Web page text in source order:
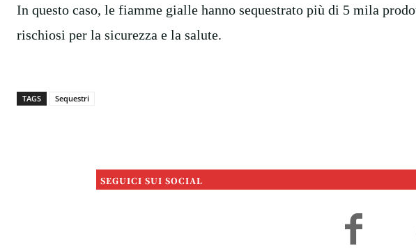
In questo caso, le fiamme gialle hanno sequestrato più di 5 mila
rischiosi per la sicurezza e la salute.
TAGS Sequestri
SEGUICI SUI SOCIAL